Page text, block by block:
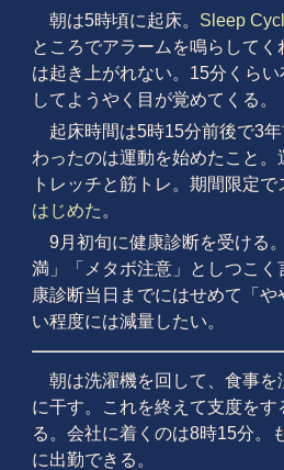
朝は5時頃に起床。 Sleep
ところでアラームを鳴らして
は起き上がれない。15分くら
してようやく目が覚めてくる。
起床時間は5時15分前後で3
わったのは運動を始めたこと。
トレッチと筋トレ。期間限定で
はじめた 。
9月初旬に健康診断を受ける
満」「メタボ注意」としつこく
康診断当日までにはせめて「
い程度には減量したい。
朝は洗濯機を回して、食事
に干す。これを終えて支度をす
る。会社に着くのは8時15分。
に出勤できる。